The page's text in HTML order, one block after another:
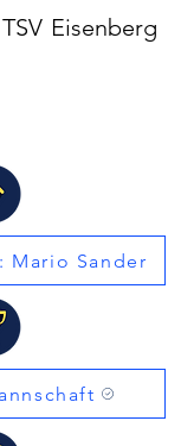
Eisenberg
Sander